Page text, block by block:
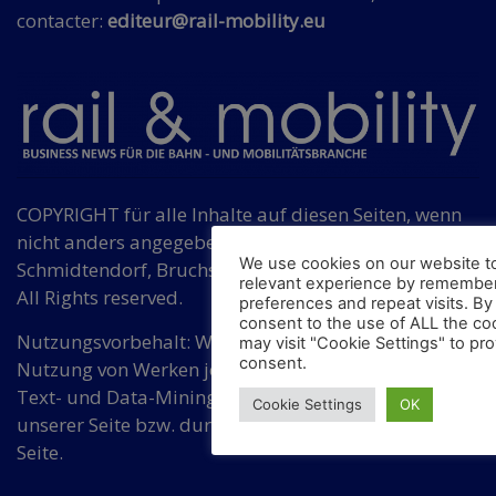
contacter: editeur@rail-mobility.eu
COPYRIGHT für alle Inhalte auf diesen Seiten, wenn
nicht anders angegeben, bei Hermann
Schmidtendorf, Bruchsaler Str. 3, DE 10715 Berlin.
All Rights reserved.
Nutzungsvorbehalt: Wir widersprechen einer
Nutzung von Werken jeder Art auf dieser Seite für
Text- und Data-Mining ohne Zustimmung von
unserer Seite bzw. durch eine dafür bevollmächtigte
Seite.
We use cookies on our website
relevant experience by
preferences and repeat visits. By
consent to the use of ALL the
may visit "Cookie Settings" to
consent.
Cookie Settings OK